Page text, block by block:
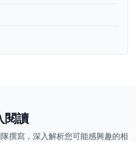
閱讀
撰寫，深入解析您可能感興趣的相